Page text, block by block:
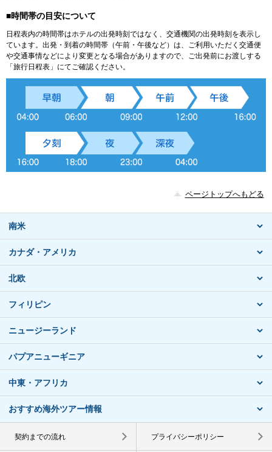
■時間帯の目安について
日程表内の時間帯はホテルの出発時刻ではなく、交通機関の出発時刻を表示し
ています。出発・到着の時間帯（午前・午後など）は、ご利用いただく交通便
や交通事情などにより変更となる場合がありますので、ご出発前にお渡しする
「旅行日程表」にてご確認ください。
ページトップへもどる
南米
カナダ・アメリカ
北欧
フィリピン
ニュージーランド
パプアニューギニア
中東・アフリカ
おすすめ海外ツアー情報
契約までの流れ プライバシーポリシー